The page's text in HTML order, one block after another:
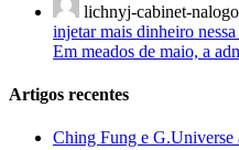
lichnyj-cabinet-
injetar mais dinheiro
Em meados de maio, a
Artigos recentes
Ching Fung e G.Universe